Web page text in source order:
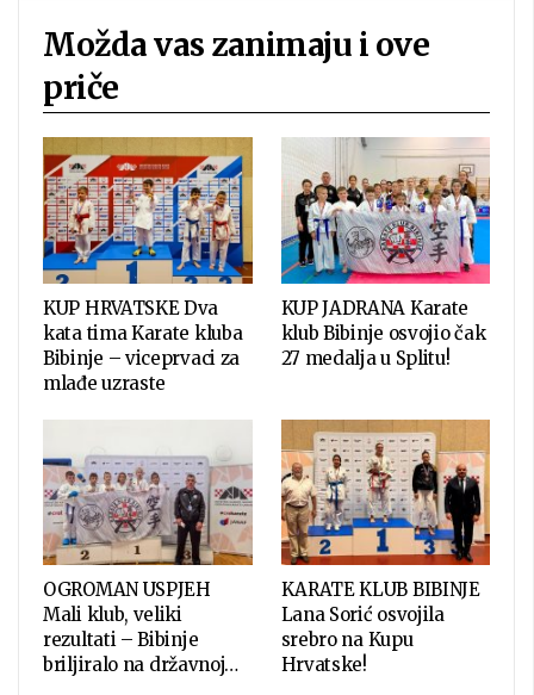
Možda vas zanimaju i ove
priče
KUP HRVATSKE Dva
kata tima Karate kluba
Bibinje – viceprvaci za
mlađe uzraste
KUP JADRANA Karate
klub Bibinje osvojio čak
27 medalja u Splitu!
OGROMAN USPJEH
Mali klub, veliki
rezultati – Bibinje
briljiralo na državnoj…
KARATE KLUB BIBINJE
Lana Sorić osvojila
srebro na Kupu
Hrvatske!